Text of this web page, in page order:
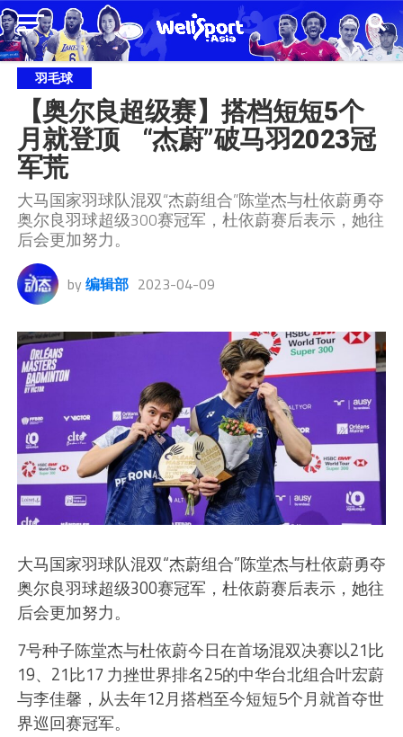
羽毛球
【奥尔良超级赛】搭档短短5个
月就登顶    “杰蔚”破马羽2023冠
军荒
大马国家羽球队混双“杰蔚组合”陈堂杰与杜依蔚勇夺
奥尔良羽球超级300赛冠军，杜依蔚赛后表示，她往
后会更加努力。
by 编辑部 2023-04-09
大马国家羽球队混双“杰蔚组合”陈堂杰与杜依蔚勇夺
奥尔良羽球超级300赛冠军，杜依蔚赛后表示，她往
后会更加努力。
7号种子陈堂杰与杜依蔚今日在首场混双决赛以21比
19、21比17 力挫世界排名25的中华台北组合叶宏蔚
与李佳馨，从去年12月搭档至今短短5个月就首夺世
界巡回赛冠军。